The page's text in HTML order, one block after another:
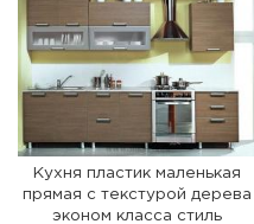
Кухня пластик маленькая
прямая с текстурой дерева
эконом класса стиль